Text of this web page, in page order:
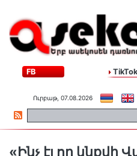
FB
Ուրբաթ, 07.08.2026
«Ինչ էլ որ կնքվի